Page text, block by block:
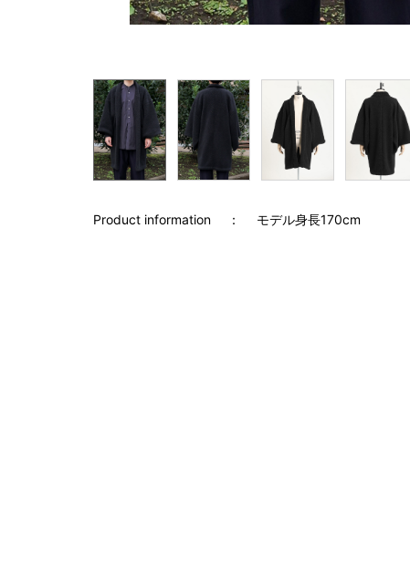
Product information モデル身長170cm